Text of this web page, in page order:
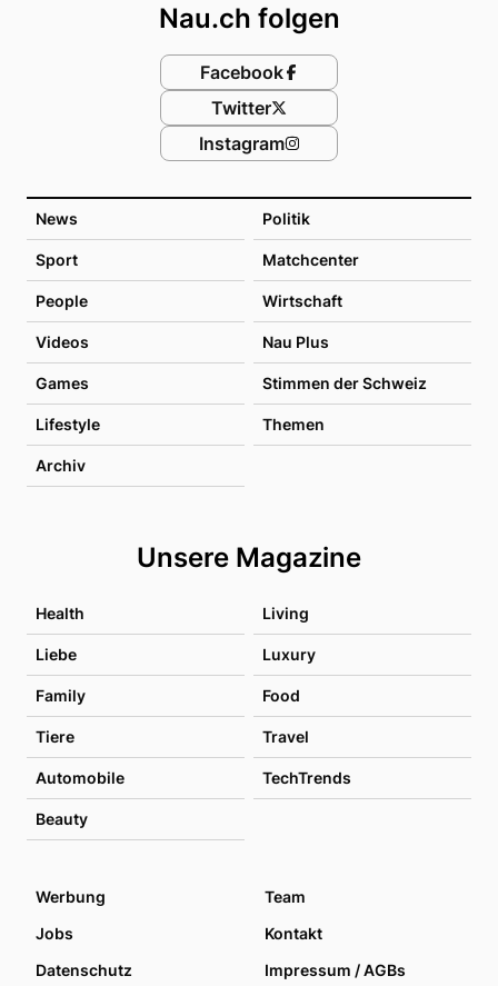
News Politik
Sport Matchcenter
People Wirtschaft
Videos Nau Plus
Games Stimmen der Schweiz
Lifestyle Themen
Archiv
Unsere Magazine
Health Living
Liebe Luxury
Family Food
Tiere Travel
Automobile TechTrends
Beauty
Nau.ch folgen
Facebook
Twitter
Instagram
Werbung
Team
Jobs
Kontakt
Datenschutz
Impressum / AGBs